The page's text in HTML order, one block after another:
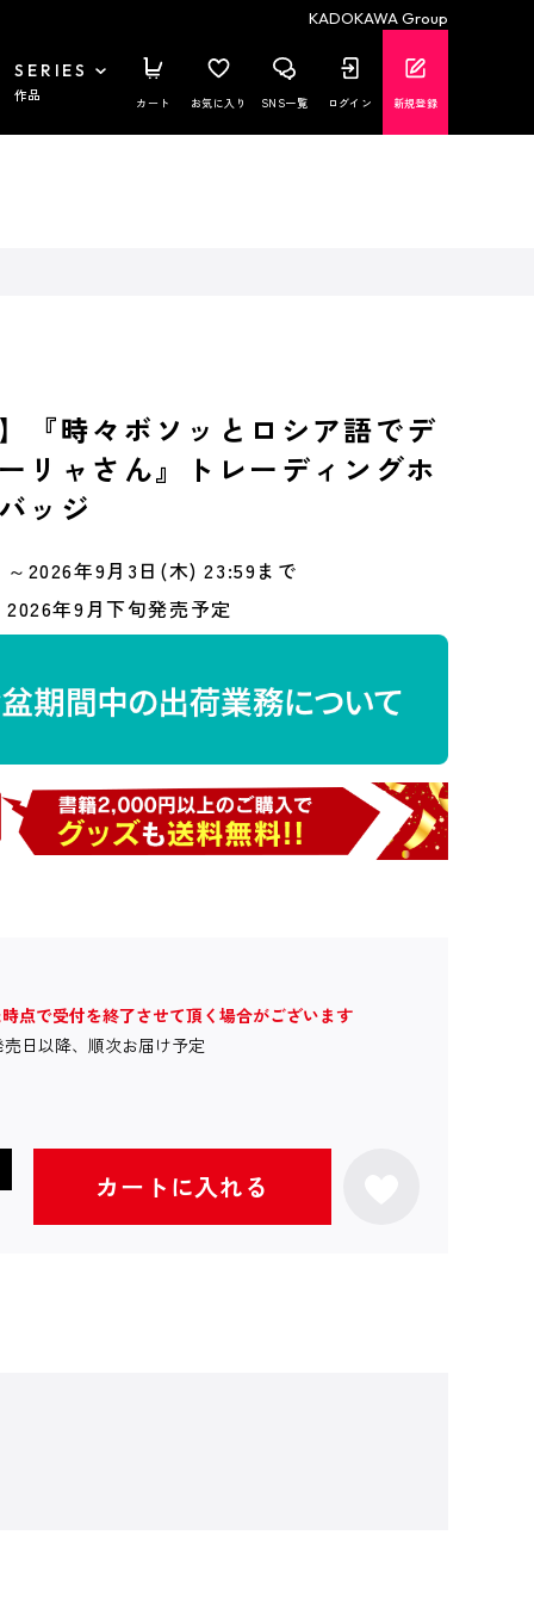
KADOKAWA Group
SERIES
作品 カート お気に入り SNS一覧 ログイン 新規登録
】『時々ボソッとロシア語でデ
リャさん』トレーディングホ
ッジ
～2026年9月3日(木) 23:59まで
2026年9月下旬発売予定
点で受付を終了させて頂く場合がございます
売日以降、順次お届け予定
カートに入れる